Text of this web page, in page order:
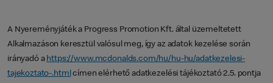
A Nyereményjáték a Progress Promotion Kft. által üzemeltetett
Alkalmazáson keresztül valósul meg, így az adatok kezelése során
irányadó a https://www.mcdonalds.com/hu/hu-hu/adatkezelesi-
tajekoztato-.htmlcímen elérhető adatkezelési tájékoztató 2.5. pontja